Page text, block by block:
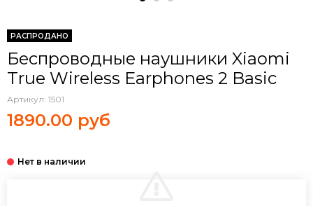
РАСПРОДАНО
Беспроводные наушники Xiaomi
True Wireless Earphones 2 Basic
Артикул: 1501
1890.00 руб